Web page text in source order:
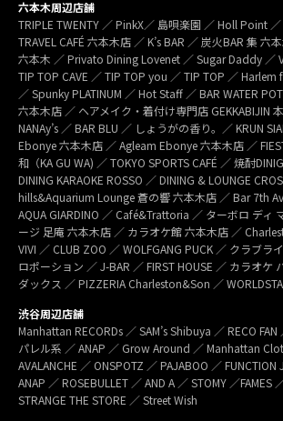
六本木周辺店舗
TRIPLE TWENTY ／ PinkX／ 島唄楽園 ／ Holl Point
TRAVEL CAFÉ 六本木店 ／ K’s BAR ／ 炭火BAR 集 六
六本木 ／ Privato Dining Lovenet ／ Sugar Daddy ／
TIP TOP CAVE ／ TIP TOP you ／ TIP TOP ／ Harlem
／ Spunky PLATINUM ／ Hot Staff ／ BAR WATER
六本木店 ／ ヘアメイク・着付け専門店 GEKKABIJIN
NANAy’s ／ BAR BLU ／ しょうがの香り。／ KRUN
Ebonye 六本木店 ／ Agleam Ebonye 六本木店 ／
和（KA GU WA) ／ TOKYO SPORTS CAFÉ ／ 焼酎
DINING KARAOKE ROSSO ／ DINING & LOUNGE
hills&Aquarium Lounge 蒼の響 六本木店 ／ Bar 7th
AQUA GIARDINO ／ Café&Trattoria ／ ターボロ ディ
ージ 足庵 六本木店 ／ カラオケ館 六本木店 ／
VIVI ／ CLUB ZOO ／ WOLFGANG PUCK ／ クラブラ
ロポーション ／ J-BAR ／ FIRST HOUSE ／ カラオケ
ダックス ／ PIZZERIA Charleston&Son ／
渋谷周辺店舗
Manhattan RECORDs ／ SAM’s Shibuya ／ RECO
パレル系 ／ ANAP ／ Grow Around ／ Manhattan
AVALANCHE ／ ONSPOTZ ／ PAJABOO ／ FUNCTION
ANAP ／ ROSEBULLET ／ AND A ／ STOMY ／FAMES
STRANGE THE STORE ／ Street Wish